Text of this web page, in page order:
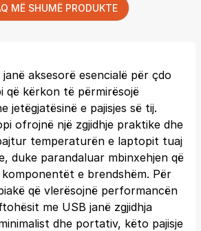
MË SHUMË PRODUKTE
aksesorë esencialë për çdo
që kërkon të përmirësojë
jetëgjatësinë e pajisjes së tij.
ofrojnë një zgjidhje praktike dhe
temperaturën e laptopit tuaj
duke parandaluar mbinxehjen që
e brendshëm. Për
që vlerësojnë performancën
me USB janë zgjidhja
dhe portativ, këto pajisje